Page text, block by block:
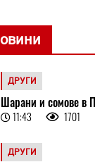
ДРУГИ
Шарани и сомове в
11:43 1701
ДРУГИ